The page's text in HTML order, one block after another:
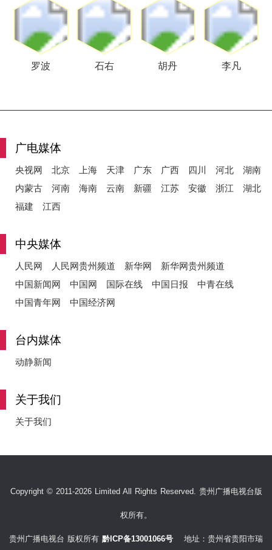
罗波 石右 胡丹 李凡
广电媒体
央视网 北京 上海 天津 广东 广西 四川 河北
湖南
内蒙古
河南 海南 云南 新疆 江苏 安徽 浙江
湖北
福建
江西
中央媒体
人民网 人民网贵州频道 新华网
新华网贵州频道
中国新闻网
中国网 国际在线 中国日报
中青在线
中国青年网
中国经济网
台内媒体
动静新闻
关于我们
关于我们
Copyright © 2011-2026 Limited All Rights Reserved. 贵州广播电视台版
权所有。
贵州广播电视台 版权所有 黔ICP备13001066号 地址：贵州省贵阳市瑞